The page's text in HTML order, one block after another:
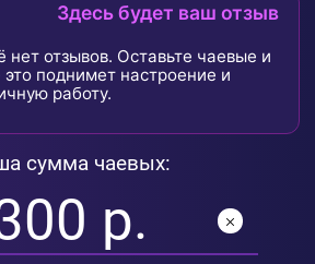
Здесь будет ваш отзыв
нет отзывов. Оставьте чаевые и
поднимет настроение и
работу.
сумма чаевых: